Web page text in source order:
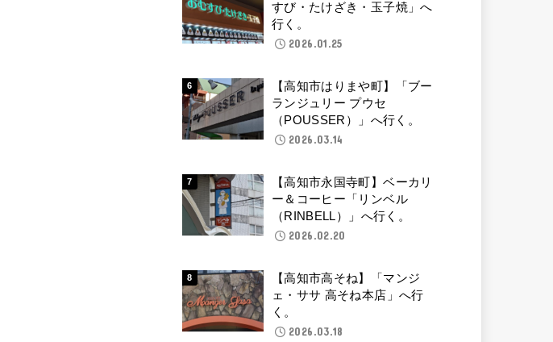
すび・たけざき・玉子焼」へ
行く。
2026.01.25
【高知市はりまや町】「ブー
ランジュリー プウセ
（POUSSER）」へ行く。
2026.03.14
【高知市永国寺町】ベーカリ
ー＆コーヒー「リンベル
（RINBELL）」へ行く。
2026.02.20
【高知市高そね】「マンジ
ェ・ササ 高そね本店」へ行
く。
2026.03.18